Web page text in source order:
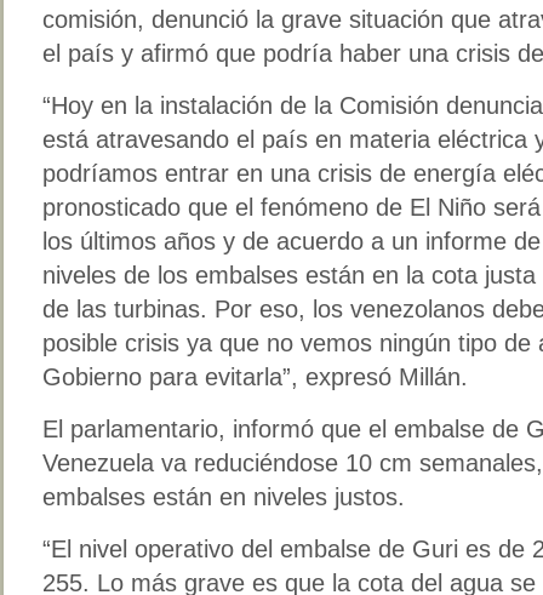
comisión, denunció la grave situación que
el país y afirmó que podría haber una crisis
“Hoy en la instalación de la Comisión
está atravesando el país en materia eléctrica
podríamos entrar en una crisis de energía
pronosticado que el fenómeno de El Niño
los últimos años y de acuerdo a un informe
niveles de los embalses están en la cota
de las turbinas. Por eso, los venezolanos
posible crisis ya que no vemos ningún tipo de
Gobierno para evitarla”, expresó Millán.
El parlamentario, informó que el embalse de
Venezuela va reduciéndose 10 cm
embalses están en niveles justos.
“El nivel operativo del embalse de Guri es de
255. Lo más grave es que la cota del agua